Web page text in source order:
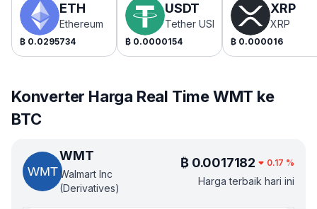
ETH
Ethereum
₿ 0.0295734
USDT
Tether USDt
₿ 0.0000154
XRP
XRP
₿ 0.000016
Konverter Harga Real Time WMT ke
BTC
WMT
Walmart Inc
(Derivatives)
₿ 0.0017182 0.17 %
Harga terbaik hari ini